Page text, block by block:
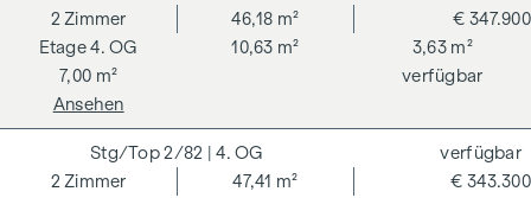
4. OG
2Zimmer
46,18 m²
10,63 m²
3,63 m²
7,00 m²
€ 347.900
verfügbar
Ansehen
2/82 | 4. OG
2Zimmer
47,41 m²
€ 343.300
verfügbar